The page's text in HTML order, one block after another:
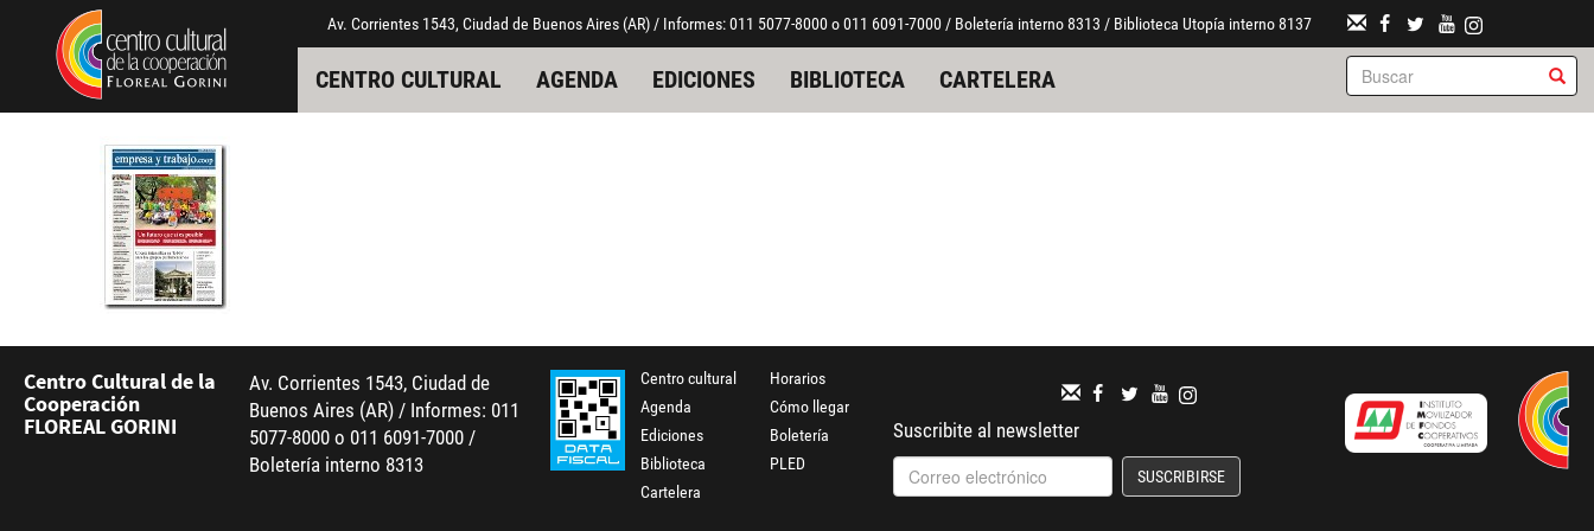
Pasar al contenido principal
Jump to main content Av. Corrientes 1543, Ciudad de Buenos Aires (AR) / Informes: 011 5077-8000 o 011 6091-7000 / Boletería interno 8313 / Biblioteca Utopía interno 8137
CENTRO CULTURAL AGENDA EDICIONES BIBLIOTECA CARTELERA
Centro Cultural de la
Cooperación
FLOREAL GORINI
Av. Corrientes 1543, Ciudad de
Buenos Aires (AR) / Informes: 011
5077-8000 o 011 6091-7000 /
Boletería interno 8313
Centro cultural
Agenda
Ediciones
Biblioteca
Cartelera
Horarios
Cómo llegar
Boletería
PLED
Suscribite al newsletter
SUSCRIBIRSE